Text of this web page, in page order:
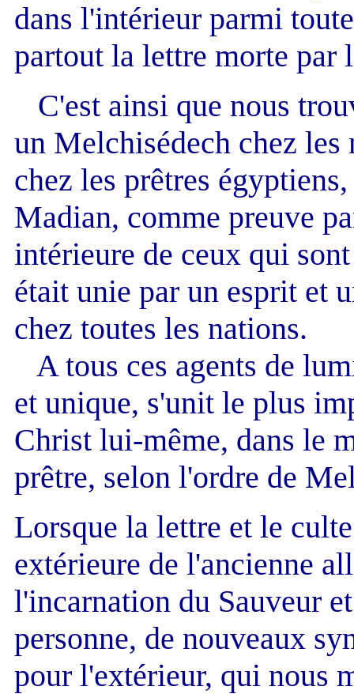
dans l'intérieur parmi
partout la lettre morte par
C'est ainsi que nous
un Melchisédech chez les
chez les prêtres
Madian, comme preuve
intérieure de ceux qui
était unie par un esprit et
chez toutes les nations.
A tous ces agents de
et unique, s'unit le plus
Christ lui-même, dans le
prêtre, selon l'ordre de
Lorsque la lettre et le
extérieure de l'ancienne
l'incarnation du Sauveur
personne, de nouveaux
pour l'extérieur, qui nous